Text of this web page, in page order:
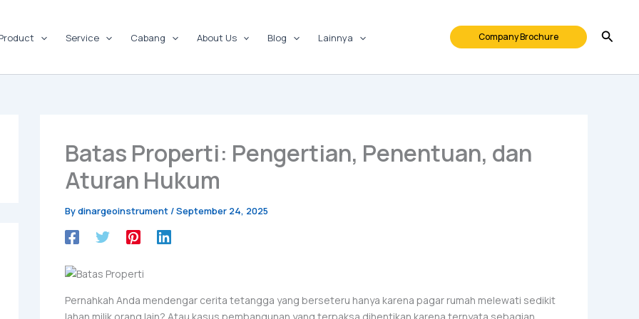
Service Cabang About Us Blog Lainnya Company Brochure
Batas Properti: Pengertian, Penentuan, dan
Aturan Hukum
Bydinargeoinstrument /September 24, 2025
Pernahkah Anda mendengar cerita tetangga yang berseteru hanya karena pagar rumah melewati sedikit